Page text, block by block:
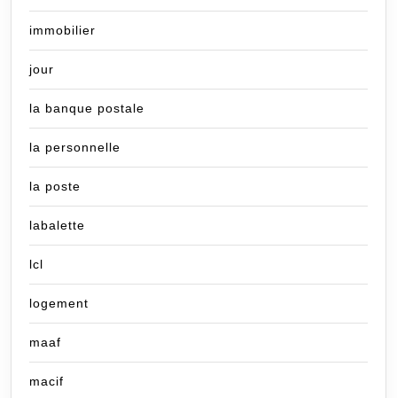
immobilier
jour
la banque postale
la personnelle
la poste
labalette
lcl
logement
maaf
macif